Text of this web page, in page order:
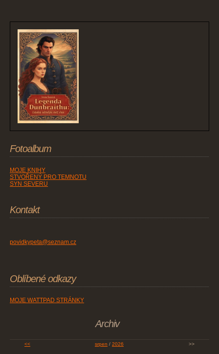
Fotoalbum
MOJE KNIHY
STVOŘENÝ PRO TEMNOTU
SYN SEVERU
Kontakt
povidkypeta@seznam.cz
Oblíbené odkazy
MOJE WATTPAD STRÁNKY
Archiv
<< srpen / 2026 >>